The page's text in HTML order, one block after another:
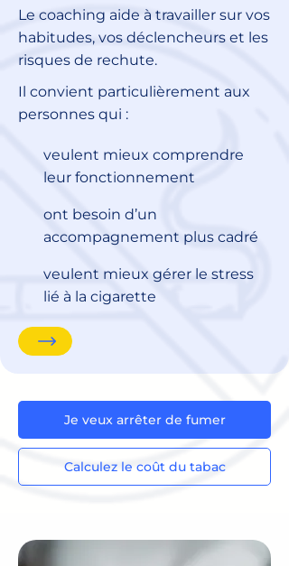
Le coaching aide à travailler sur vos
habitudes, vos déclencheurs et les
risques de rechute.
Il convient particulièrement aux
personnes qui :
veulent mieux comprendre
leur fonctionnement
ont besoin d’un
accompagnement plus cadré
veulent mieux gérer le stress
lié à la cigarette
Je veux arrêter de fumer
Calculez le coût du tabac